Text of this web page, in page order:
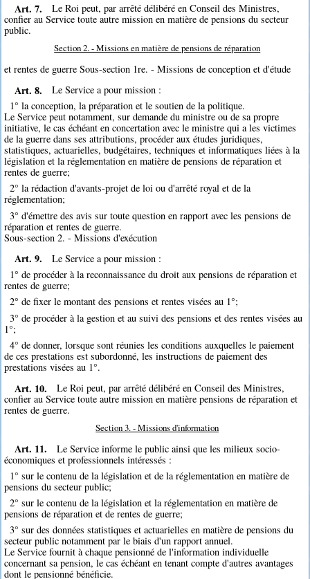
Art. 7.
Le Roi peut, par arrêté délibéré en Conseil des Ministres,
confier au Service toute autre mission en matière de pensions du secteur
public.
Section 2. - Missions en matière de pensions de réparation
et rentes de guerre Sous-section 1re. - Missions de conception et d'étude
Art. 8.
Le Service a pour mission :
1° la conception, la préparation et le soutien de la politique.
Le Service peut notamment, sur demande du ministre ou de sa propre
initiative, le cas échéant en concertation avec le ministre qui a les victimes
de la guerre dans ses attributions, procéder aux études juridiques,
statistiques, actuarielles, budgétaires, techniques et informatiques liées à la
législation et la réglementation en matière de pensions de réparation et
rentes de guerre;
2° la rédaction d'avants-projet de loi ou d'arrêté royal et de la
réglementation;
3° d'émettre des avis sur toute question en rapport avec les pensions de
réparation et rentes de guerre.
Sous-section 2. - Missions d'exécution
Art. 9.
Le Service a pour mission :
1° de procéder à la reconnaissance du droit aux pensions de réparation et
rentes de guerre;
2° de fixer le montant des pensions et rentes visées au 1°;
3° de procéder à la gestion et au suivi des pensions et des rentes visées au
1°;
4° de donner, lorsque sont réunies les conditions auxquelles le paiement
de ces prestations est subordonné, les instructions de paiement des
prestations visées au 1°.
Art. 10.
Le Roi peut, par arrêté délibéré en Conseil des Ministres,
confier au Service toute autre mission en matière pensions de réparation et
rentes de guerre.
Section 3. - Missions d'information
Art. 11.
Le Service informe le public ainsi que les milieux socio-
économiques et professionnels intéressés :
1° sur le contenu de la législation et de la réglementation en matière de
pensions du secteur public;
2° sur le contenu de la législation et la réglementation en matière de
pensions de réparation et de rentes de guerre;
3° sur des données statistiques et actuarielles en matière de pensions du
secteur public notamment par le biais d'un rapport annuel.
Le Service fournit à chaque pensionné de l'information individuelle
concernant sa pension, le cas échéant en tenant compte d'autres avantages
dont le pensionné bénéficie.